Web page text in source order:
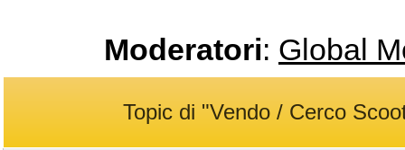
Moderatori: Global
Topic di "Vendo / Cerco